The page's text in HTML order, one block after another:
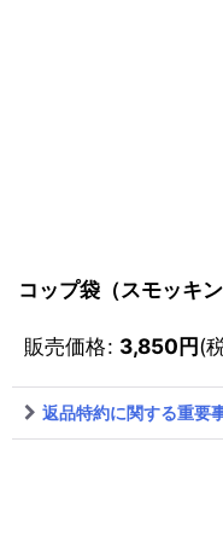
コップ袋（スモッキ
販売価格: 3,850円(
返品特約に関する重要